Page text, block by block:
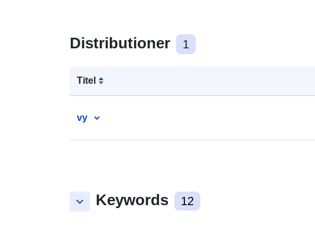
Distributioner 1
Titel
vy
keyboard_arrow_down Keywords 12